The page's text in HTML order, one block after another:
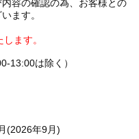
容の確認の為、お客様との
ます。
ます。
13:00は除く）
(2026年9月)